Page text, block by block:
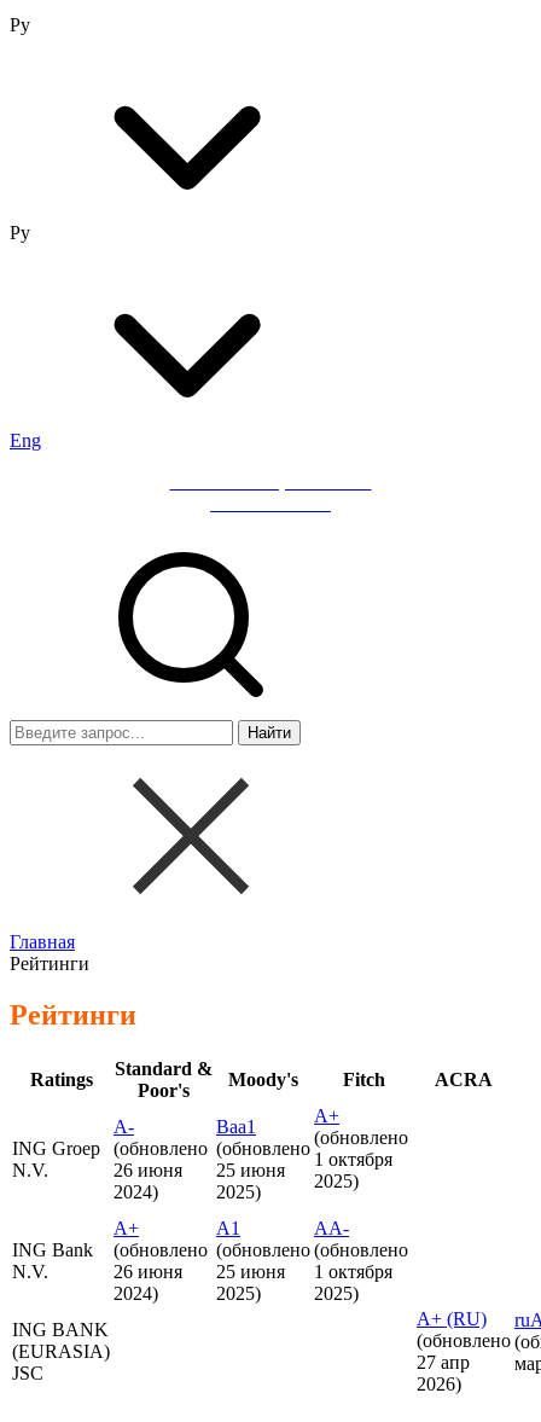
Ру
Ру
Eng
Найти
Главная
Рейтинги
Рейтинги
Ratings
Standard &
Poor's
Moody's Fitch ACRA
ING Groep
N.V.
A-
(обновлено
26 июня
2024)
Baa1
(обновлено
25 июня
2025)
A+
(обновлено
1 октября
2025)
ING Bank
N.V.
A+
(обновлено
26 июня
2024)
A1
(обновлено
25 июня
2025)
AA-
(обновлено
1 октября
2025)
ING BANK
(EURASIA)
JSC
А+ (RU)
(обновлено
27 апр
2026)